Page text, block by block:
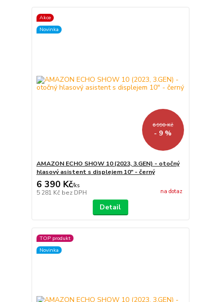
Akce
Novinka
6 990 Kč
- 9 %
AMAZON ECHO SHOW 10 (2023, 3.GEN) - otočný
hlasový asistent s displejem 10" - černý
6 390 Kč/ks
5 281 Kč bez DPH na dotaz
Detail
TOP produkt
Novinka